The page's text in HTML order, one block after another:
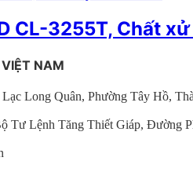
CL-3255T, Chất
NAM
Long Quân, Phường Tây Hồ,
Tư Lệnh Tăng Thiết Giáp, Đường